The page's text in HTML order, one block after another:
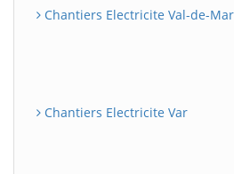
Chantiers Electricite Val-de-
Chantiers Electricite Var